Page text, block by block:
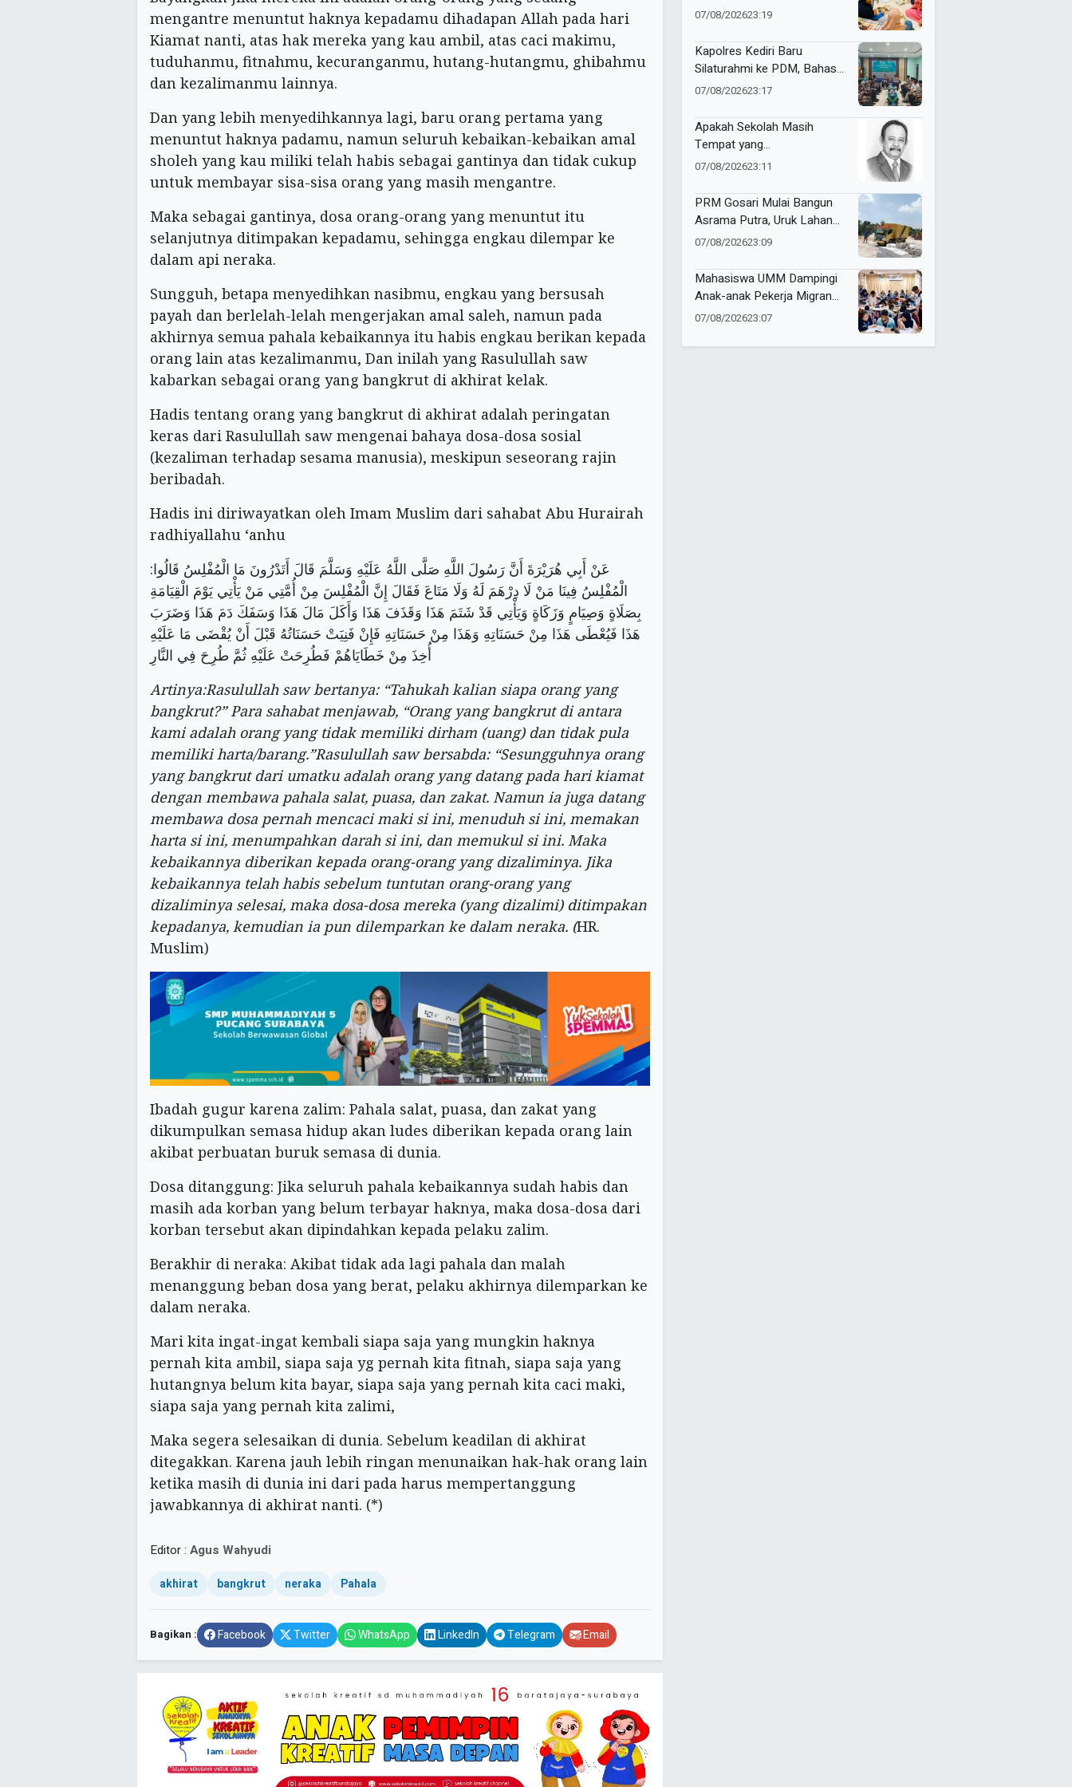
mengantre menuntut haknya kepadamu dihadapan Allah pada hari
Kiamat nanti, atas hak mereka yang kau ambil, atas caci makimu,
tuduhanmu, fitnahmu, kecuranganmu, hutang-hutangmu, ghibahmu
dan kezalimanmu lainnya.
Dan yang lebih menyedihkannya lagi, baru orang pertama yang
menuntut haknya padamu, namun seluruh kebaikan-kebaikan amal
sholeh yang kau miliki telah habis sebagai gantinya dan tidak cukup
untuk membayar sisa-sisa orang yang masih mengantre.
Maka sebagai gantinya, dosa orang-orang yang menuntut itu
selanjutnya ditimpakan kepadamu, sehingga engkau dilempar ke
dalam api neraka.
Sungguh, betapa menyedihkan nasibmu, engkau yang bersusah
payah dan berlelah-lelah mengerjakan amal saleh, namun pada
akhirnya semua pahala kebaikannya itu habis engkau berikan kepada
orang lain atas kezalimanmu, Dan inilah yang Rasulullah saw
kabarkan sebagai orang yang bangkrut di akhirat kelak.
Hadis tentang orang yang bangkrut di akhirat adalah peringatan
keras dari Rasulullah saw mengenai bahaya dosa-dosa sosial
(kezaliman terhadap sesama manusia), meskipun seseorang rajin
beribadah.
Hadis ini diriwayatkan oleh Imam Muslim dari sahabat Abu Hurairah
radhiyallahu ‘anhu
:عَنْ أَبِي هُرَيْرَةَ أَنَّ رَسُولَ اللَّهِ صَلَّى اللَّهُ عَلَيْهِ وَسَلَّمَ قَالَ أَتَدْرُونَ مَا الْمُفْلِسُ قَالُوا
الْمُفْلِسُ فِينَا مَنْ لَا دِرْهَمَ لَهُ وَلَا مَتَاعَ فَقَالَ إِنَّ الْمُفْلِسَ مِنْ أُمَّتِي مَنْ يَأْتِي يَوْمَ الْقِيَامَةِ
بِصَلَاةٍ وَصِيَامٍ وَزَكَاةٍ وَيَأْتِي قَدْ شَتَمَ هَذَا وَقَذَفَ هَذَا وَأَكَلَ مَالَ هَذَا وَسَفَكَ دَمَ هَذَا وَضَرَبَ
هَذَا فَيُعْطَى هَذَا مِنْ حَسَنَاتِهِ وَهَذَا مِنْ حَسَنَاتِهِ فَإِنْ فَنِيَتْ حَسَنَاتُهُ قَبْلَ أَنْ يُقْضَى مَا عَلَيْهِ
أُخِذَ مِنْ خَطَايَاهُمْ فَطُرِحَتْ عَلَيْهِ ثُمَّ طُرِحَ فِي النَّارِ
Artinya:Rasulullah saw bertanya: “Tahukah kalian siapa orang yang
bangkrut?” Para sahabat menjawab, “Orang yang bangkrut di antara
kami adalah orang yang tidak memiliki dirham (uang) dan tidak pula
memiliki harta/barang.”Rasulullah saw bersabda: “Sesungguhnya orang
yang bangkrut dari umatku adalah orang yang datang pada hari kiamat
dengan membawa pahala salat, puasa, dan zakat. Namun ia juga datang
membawa dosa pernah mencaci maki si ini, menuduh si ini, memakan
harta si ini, menumpahkan darah si ini, dan memukul si ini. Maka
kebaikannya diberikan kepada orang-orang yang dizaliminya. Jika
kebaikannya telah habis sebelum tuntutan orang-orang yang
dizaliminya selesai, maka dosa-dosa mereka (yang dizalimi) ditimpakan
kepadanya, kemudian ia pun dilemparkan ke dalam neraka. (HR.
Muslim)
Ibadah gugur karena zalim: Pahala salat, puasa, dan zakat yang
dikumpulkan semasa hidup akan ludes diberikan kepada orang lain
akibat perbuatan buruk semasa di dunia.
Dosa ditanggung: Jika seluruh pahala kebaikannya sudah habis dan
masih ada korban yang belum terbayar haknya, maka dosa-dosa dari
korban tersebut akan dipindahkan kepada pelaku zalim.
Berakhir di neraka: Akibat tidak ada lagi pahala dan malah
menanggung beban dosa yang berat, pelaku akhirnya dilemparkan ke
dalam neraka.
Mari kita ingat-ingat kembali siapa saja yang mungkin haknya
pernah kita ambil, siapa saja yg pernah kita fitnah, siapa saja yang
hutangnya belum kita bayar, siapa saja yang pernah kita caci maki,
siapa saja yang pernah kita zalimi,
Maka segera selesaikan di dunia. Sebelum keadilan di akhirat
ditegakkan. Karena jauh lebih ringan menunaikan hak-hak orang lain
ketika masih di dunia ini dari pada harus mempertanggung
jawabkannya di akhirat nanti. (*)
Editor : Agus Wahyudi
akhirat bangkrut neraka Pahala
Bagikan : Facebook Twitter WhatsApp LinkedIn Telegram Email
Mohon Doa Restu
07/08/202623:19
Kapolres Kediri Baru
Silaturahmi ke PDM, Bahas
Sinergi Jaga Kamtibmas
07/08/202623:17
Apakah Sekolah Masih
Tempat yang
Menyenangkan?
07/08/202623:11
PRM Gosari Mulai Bangun
Asrama Putra, Uruk Lahan
dengan 81 Dump Truck
07/08/202623:09
Mahasiswa UMM Dampingi
Anak-anak Pekerja Migran
Indonesia di Penang, Perkuat
07/08/202623:07